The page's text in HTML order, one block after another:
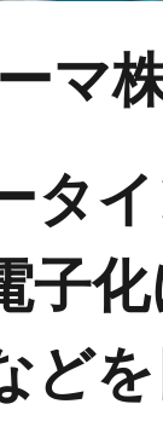
マ
タ
子
ど